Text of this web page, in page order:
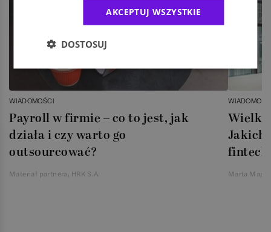
WIADOMOŚCI
Payroll w firmie – co to jest, jak
działa i czy warto go
outsourcować?
Materiał partnera, HRK S.A.
Jakich
Marta
AKCEPTUJ WSZYSTKIE
DOSTOSUJ